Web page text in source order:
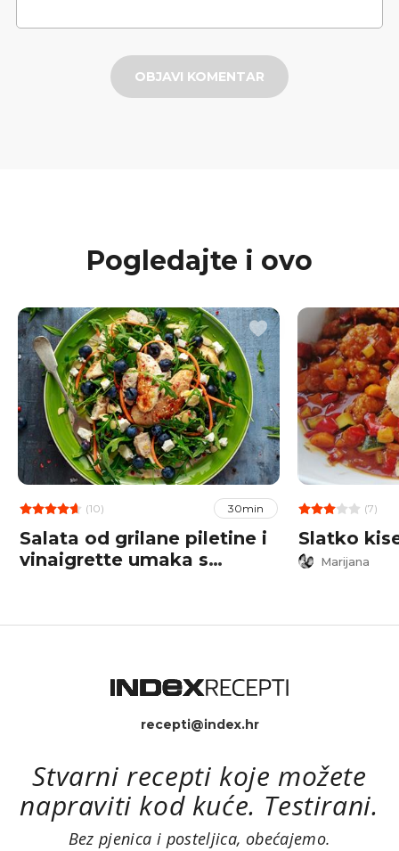
OBJAVI KOMENTAR
Pogledajte i ovo
(10) 30min
Salata od grilane piletine i
vinaigrette umaka s
(7)
Slatko
Marijana
recepti@index.hr
Stvarni recepti koje možete
napraviti kod kuće. Testirani.
Bez pjenica i posteljica, obećajemo.